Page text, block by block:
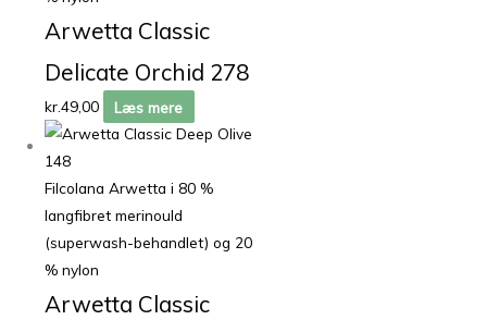
Arwetta Classic
Delicate Orchid 278
kr.49,00 Læs mere
Filcolana Arwetta i 80 %
langfibret merinould
(superwash-behandlet) og 20
% nylon
Arwetta Classic